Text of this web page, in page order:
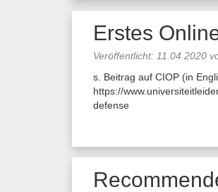
Erstes
Veröffentlicht: 11.04.2020
s. Beitrag auf CIOP (in
https://
defense